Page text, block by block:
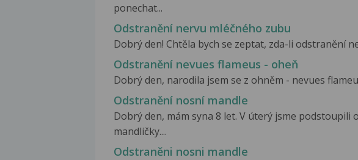
ponechat...
Odstranění nervu mléčného zubu
Dobrý den! Chtěla bych se zeptat, zda-li odstranění
Odstranění nevues flameus - oheň
Dobrý den, narodila jsem se z ohněm - nevues
Odstranění nosní mandle
Dobrý den, mám syna 8 let. V úterý jsme podstoupili
mandličky....
Odstraněni nosni mandle